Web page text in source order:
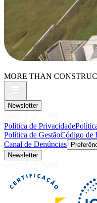
MORE THAN
Newsletter
Política de Privacidade
Política de GestãoCódigo de
Canal de Denúncias
Newsletter